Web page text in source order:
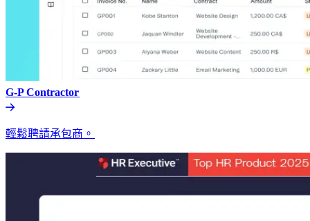
G-P Contractor​​
輕鬆聘請承包商。​​